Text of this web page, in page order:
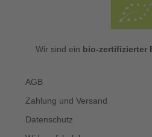
Wir sind ein bio-zertifizierter
AGB
Zahlung und Versand
Datenschutz